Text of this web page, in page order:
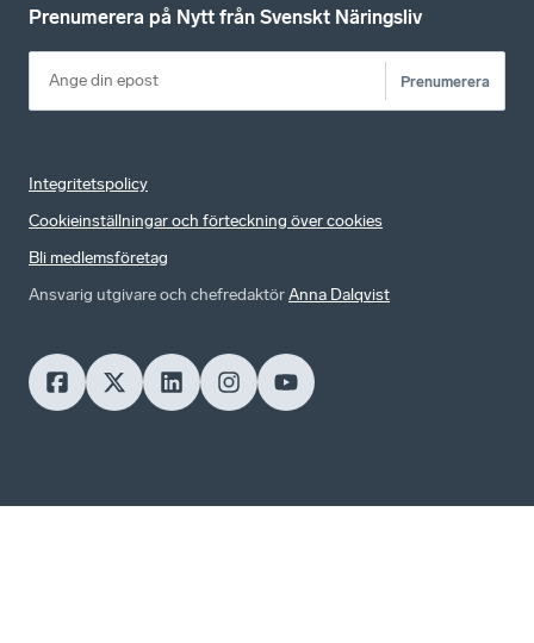
Prenumerera på Nytt från Svenskt Näringsliv
Prenumerera
Integritetspolicy
Cookieinställningar och förteckning över cookies
Bli medlemsföretag
Ansvarig utgivare och chefredaktörAnna Dalqvist